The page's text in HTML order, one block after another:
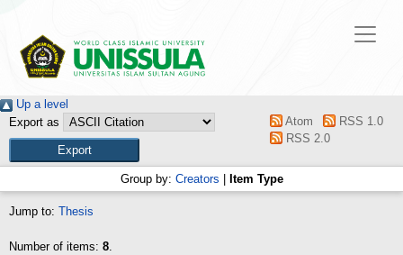
Up a level
Export as
Atom
RSS 1.0
RSS 2.0
Group by: Creators Item Type
Jump to: Thesis
Number of items: 8.